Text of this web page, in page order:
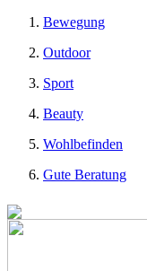
Bewegung
Outdoor
Sport
Beauty
Wohlbefinden
Gute Beratung